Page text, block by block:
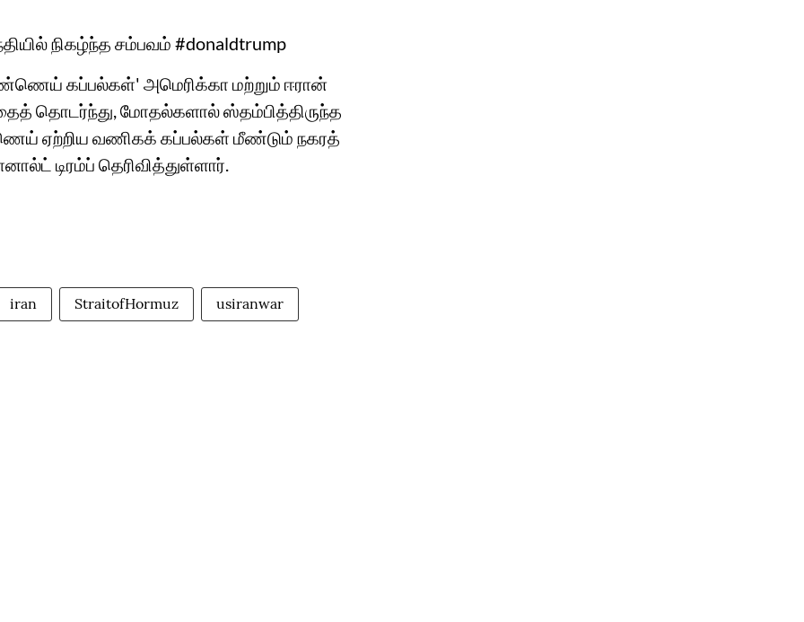
நிகழ்ந்த சம்பவம் #donaldtrump
கப்பல்கள்' அமெரிக்கா மற்றும் ஈரான்
தொடர்ந்து, மோதல்களால் ஸ்தம்பித்திருந்த
ஏற்றிய வணிகக் கப்பல்கள் மீண்டும் நகரத்
டிரம்ப் தெரிவித்துள்ளார்.
iran StraitofHormuz usiranwar